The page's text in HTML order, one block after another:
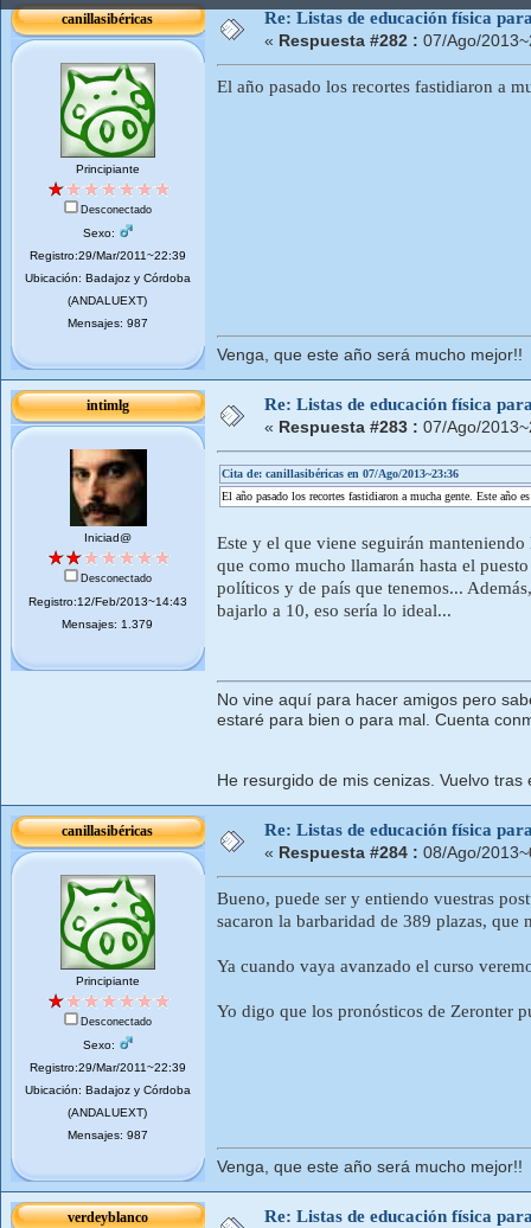
canillasibéricas
Principiante
Desconectado
Sexo:
Registro:29/Mar/2011~22:39
Ubicación: Badajoz y Córdoba
(ANDALUEXT)
Mensajes: 987
Re: Listas de educación física
« Respuesta #282 : 07/Ago/
El año pasado los recortes fastidiaron a
Venga, que este año será mucho mejor!!
intimlg
Iniciad@
Desconectado
Registro:12/Feb/2013~14:43
Mensajes: 1.379
Re: Listas de educación física
« Respuesta #283 : 07/Ago/
Cita de: canillasibéricas en 07/Ago/2013~23:36
El año pasado los recortes fastidiaron a mucha gente. Este año
Este y el que viene seguirán
que como mucho llamarán hasta el
políticos y de país que tenemos...
bajarlo a 10, eso sería lo ideal...
No vine aquí para hacer amigos pero
estaré para bien o para mal. Cuenta
He resurgido de mis cenizas. Vuelvo tras
canillasibéricas
Principiante
Desconectado
Sexo:
Registro:29/Mar/2011~22:39
Ubicación: Badajoz y Córdoba
(ANDALUEXT)
Mensajes: 987
Re: Listas de educación física
« Respuesta #284 : 08/Ago/
Bueno, puede ser y entiendo vuestras
sacaron la barbaridad de 389 plazas, que
Ya cuando vaya avanzado el curso
Yo digo que los pronósticos de Zeronter
Venga, que este año será mucho mejor!!
verdeyblanco Re: Listas de educación física